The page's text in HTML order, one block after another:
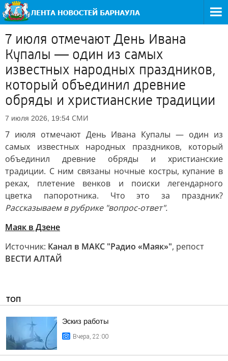
7 июля отмечают День Ивана
Купалы — один из самых
известных народных праздников,
который объединил древние
обряды и христианские традиции
7 июля 2026, 19:54 СМИ
7 июля отмечают День Ивана Купалы — один из
самых известных народных праздников, который
объединил древние обряды и христианские
традиции. С ним связаны ночные костры, купание в
реках, плетение венков и поиски легендарного
цветка папоротника. Что это за праздник?
Рассказываем в рубрике "вопрос-ответ".
Маяк в Дзене
Источник: Канал в МАКС "Радио «Маяк»", репост
ВЕСТИ АЛТАЙ
ТОП
Эскиз работы
Вчера, 22:00